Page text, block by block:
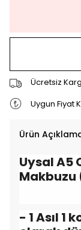
Ücretsiz
Uygun Fiyat
Ürün
Uysal A5
Makbuzu
- 1 Asıl 1